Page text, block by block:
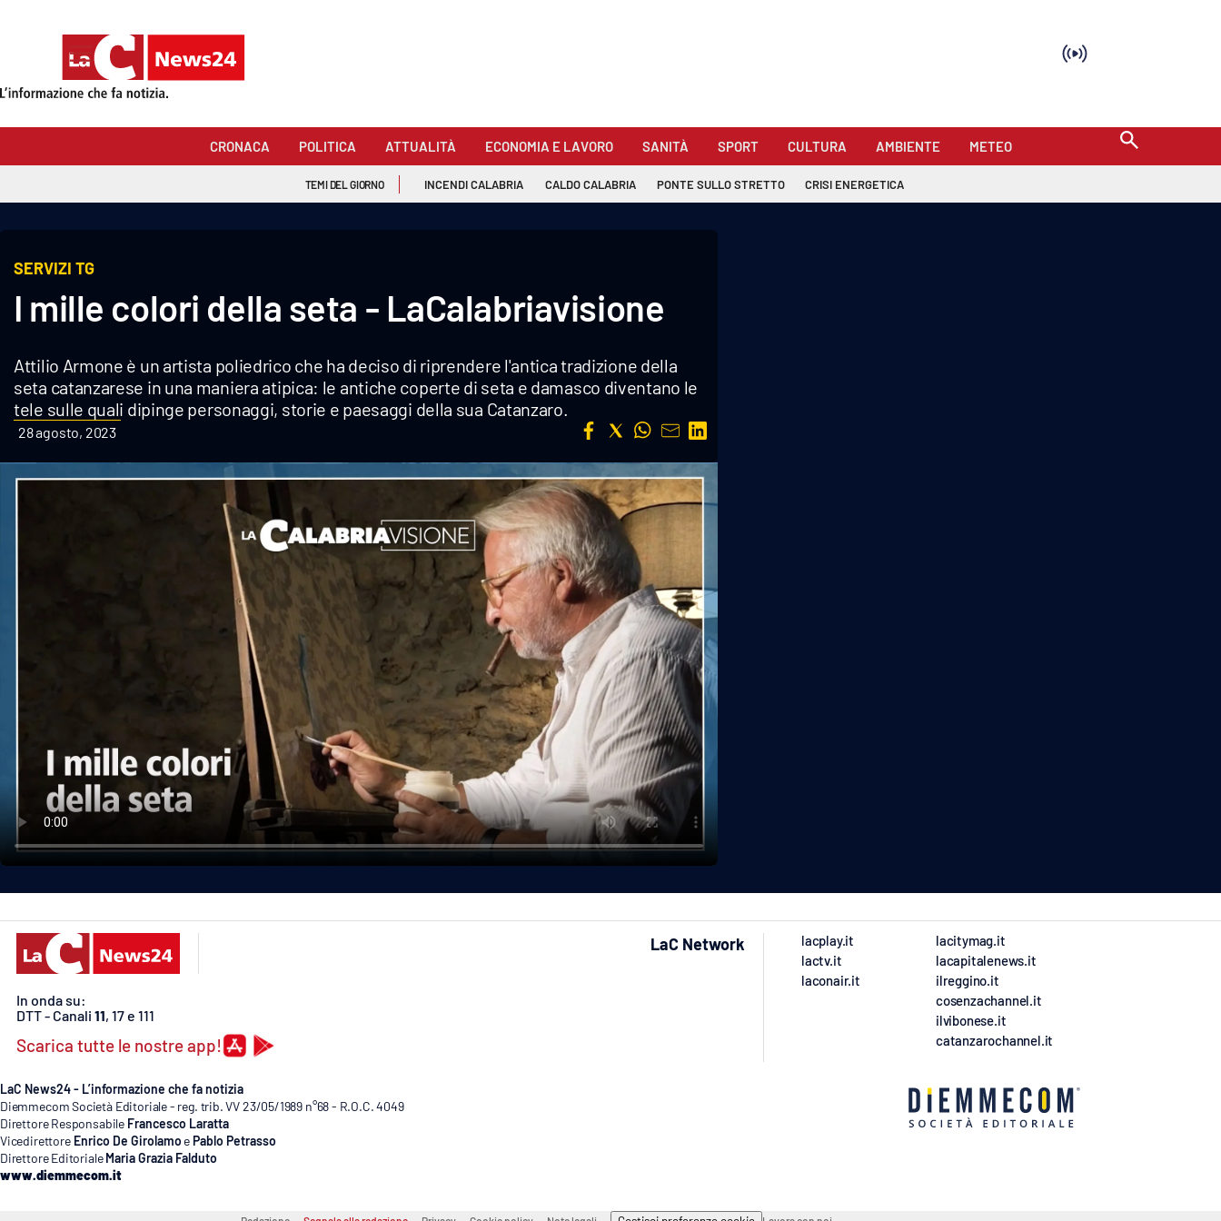
Sezioni
Attualità
Italia Mondo
Sport
Cultura
Podcast
Politica
Rubriche
Leggendo Alvaro insieme
Imprese Di Calabria
CRONACA POLITICA ATTUALITÀ ECONOMIA E LAVORO SANITÀ SPORT CULTURA AMBIENTE METEO
TEMI DEL GIORNO INCENDI CALABRIA CALDO CALABRIA PONTE SULLO STRETTO CRISI ENERGETICA
SERVIZI TG
I mille colori della seta - LaCalabriavisione
Attilio Armone è un artista poliedrico che ha deciso di riprendere l'antica tradizione della
seta catanzarese in una maniera atipica: le antiche coperte di seta e damasco diventano le
tele sulle quali dipinge personaggi, storie e paesaggi della sua Catanzaro.
28 agosto, 2023
In onda su:
DTT - Canali 11, 17 e 111
Scarica tutte le nostre app!
LaC Network
lacplay.it
lactv.it
laconair.it
lacitymag.it
lacapitalenews.it
ilreggino.it
cosenzachannel.it
ilvibonese.it
catanzarochannel.it
LaC News24 - L’informazione che fa notizia
Diemmecom Società Editoriale - reg. trib. VV 23/05/1989 n°68 - R.O.C. 4049
Direttore Responsabile Francesco Laratta
Vicedirettore Enrico De Girolamo e Pablo Petrasso
Direttore Editoriale Maria Grazia Falduto
www.diemmecom.it